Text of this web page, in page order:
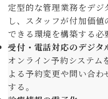
定型的な管理業務をデジ
し、スタッフが付加価
できる環境を構築する必
受付・電話対応のデジタ
オンライン予約システム
よる予約変更や問い合
する。